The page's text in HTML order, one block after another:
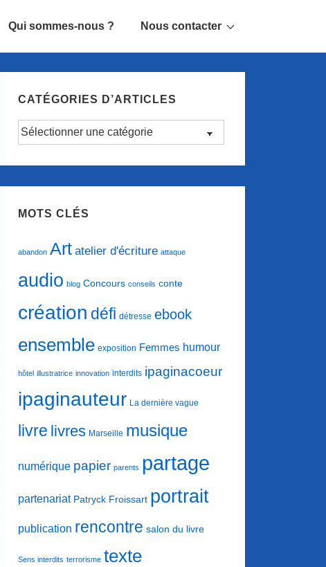
Qui sommes-nous ? Nous contacter
CATÉGORIES D’ARTICLES
Catégories
MOTS CLÉS
abandon Art atelier d'écriture attaque
audio blog Concours conseils conte
création défi détresse ebook
ensemble exposition Femmes humour
hôtel illustratrice innovation interdits ipaginacoeur
ipaginauteur La dernière vague
livre livres Marseille musique
numérique papier parents partage
partenariat Patryck Froissart portrait
publication rencontre salon du livre
Sens interdits terrorisme texte